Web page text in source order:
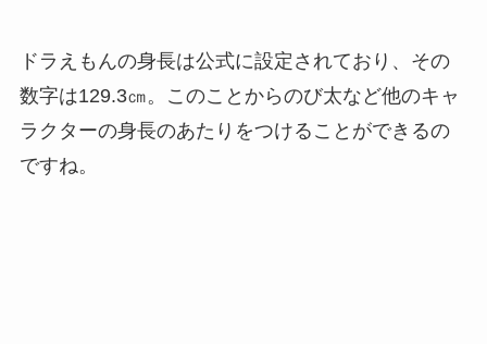
ドラえもんの身長は公式に設定されており、その
数字は129.3㎝。このことからのび太など他のキャ
ラクターの身長のあたりをつけることができるの
ですね。